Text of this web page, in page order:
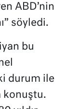
ABD’nin
söyledi.
bu
durum ile
konuştu.